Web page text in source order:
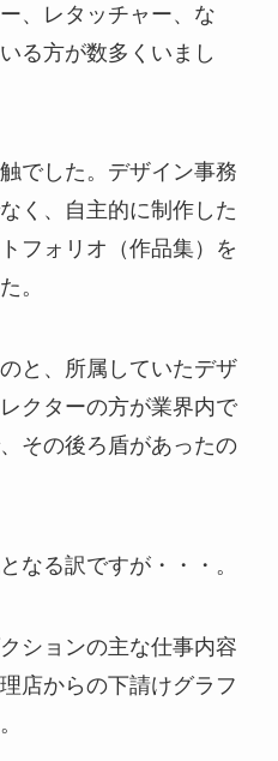
、レタッチャー、な
る方が数多くいまし
でした。デザイン事務
く、自主的に制作した
フォリオ（作品集）を
。
と、所属していたデザ
クターの方が業界内で
その後ろ盾があったの
なる訳ですが・・・。
ションの主な仕事内容
店からの下請けグラフ